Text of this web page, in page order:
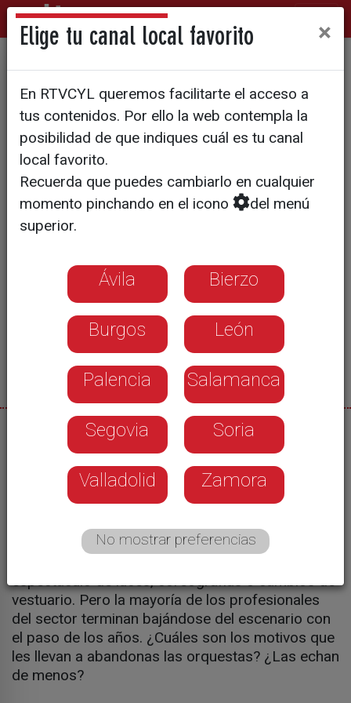
VERBENA | CAP 6 "Que el
ritmo no pare: preparando el
show"
10/12/2021
En el penúltimo capítulo de la docuserie "Verbena,
la fiesta del pueblo" descubrimos cómo se
buscan los componentes de una orquesta, cómo
se elige el repertorio y cómo se reparte entre los
cantantes. También nos cuentan cómo se llevan a
espectáculo de luces, coreografías o cambios de
vestuario. Pero la mayoría de los profesionales
del sector terminan bajándose del escenario con
el paso de los años. ¿Cuáles son los motivos que
les llevan a abandonas las orquestas? ¿Las echan
de menos?
Elige tu canal local favorito ×
En RTVCYL queremos facilitarte el acceso a
tus contenidos. Por ello la web contempla la
posibilidad de que indiques cuál es tu canal
local favorito.
Recuerda que puedes cambiarlo en cualquier
momento pinchando en el icono
del menú
superior.
Ávila Bierzo
Burgos León
Palencia Salamanca
Segovia Soria
Valladolid Zamora
No mostrar preferencias